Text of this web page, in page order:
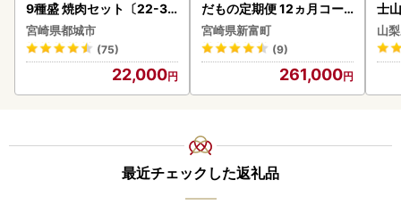
9種盛 焼肉セット〔22-31
-006-600g〕都城 イチオ
シ!! 牛肉
宮崎県都城市
(75)
22,000
だもの定期便 12ヵ月コー
ス【F84-25】
宮崎県新富町
(9)
261,000
士
山
最近チェックした返礼品